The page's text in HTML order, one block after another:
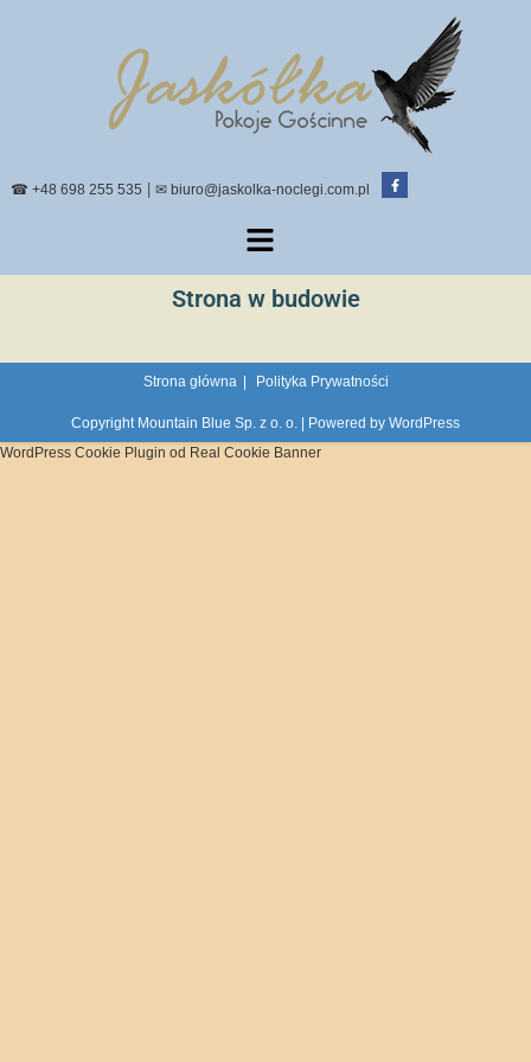
☎ +48 698 255 535 ✉ biuro@jaskolka-noclegi.com.pl
Strona w budowie
Strona główna Polityka Prywatności
Copyright Mountain Blue Sp. z o. o. | Powered by WordPress
WordPress Cookie Plugin od Real Cookie Banner